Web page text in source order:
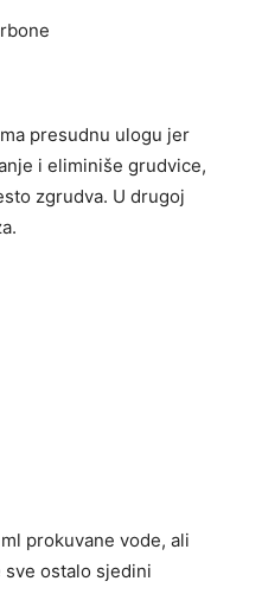
presudnu ulogu jer
i eliminiše grudvice,
zgrudva. U drugoj
prokuvane vode, ali
ostalo sjedini